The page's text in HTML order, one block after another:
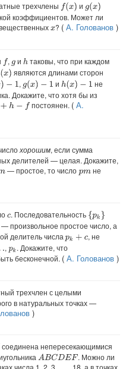
трехчлены f(x) и g(x)
коэффициентов. Может ли
x? (А. Голованов )
f , gи h таковы, что при каждом
x) являются длинами сторон
1 , g(x)− 1 и h(x)− 1
не
Докажите, что хотя бы из
+h −f постоянен. ( А.
хорошим, если сумма
делителей — целая. Докажите,
— простое, то число pmне
c. Последовательность {pk}
— произвольное простое число, а
делитель числа pk +c
, не
, pk. Докажите, что
бесконечной. ( А. Голованов)
трехчлен с целыми
в натуральных точках —
)
соединена непересекающимися
ABCDEF
. Можно ли